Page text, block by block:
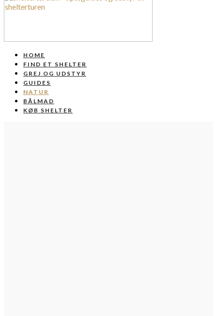
HOME
FIND ET SHELTER
GREJ OG UDSTYR
GUIDES
NATUR
BÅLMAD
KØB SHELTER